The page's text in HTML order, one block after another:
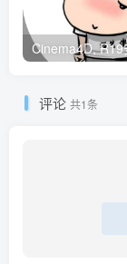
评论 共1条